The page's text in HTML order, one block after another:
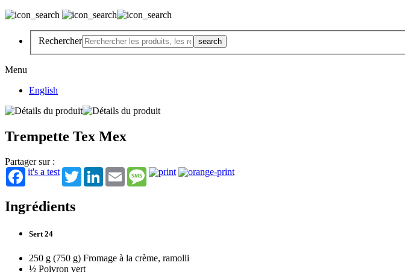
Rechercher
Menu
English
Trempette Tex Mex
Partager sur :
it's a test
TwitterLinkedInEmail Message
Ingrédients
Sert 24
250 g (750 g) Fromage à la crème, ramolli
½ Poivron vert